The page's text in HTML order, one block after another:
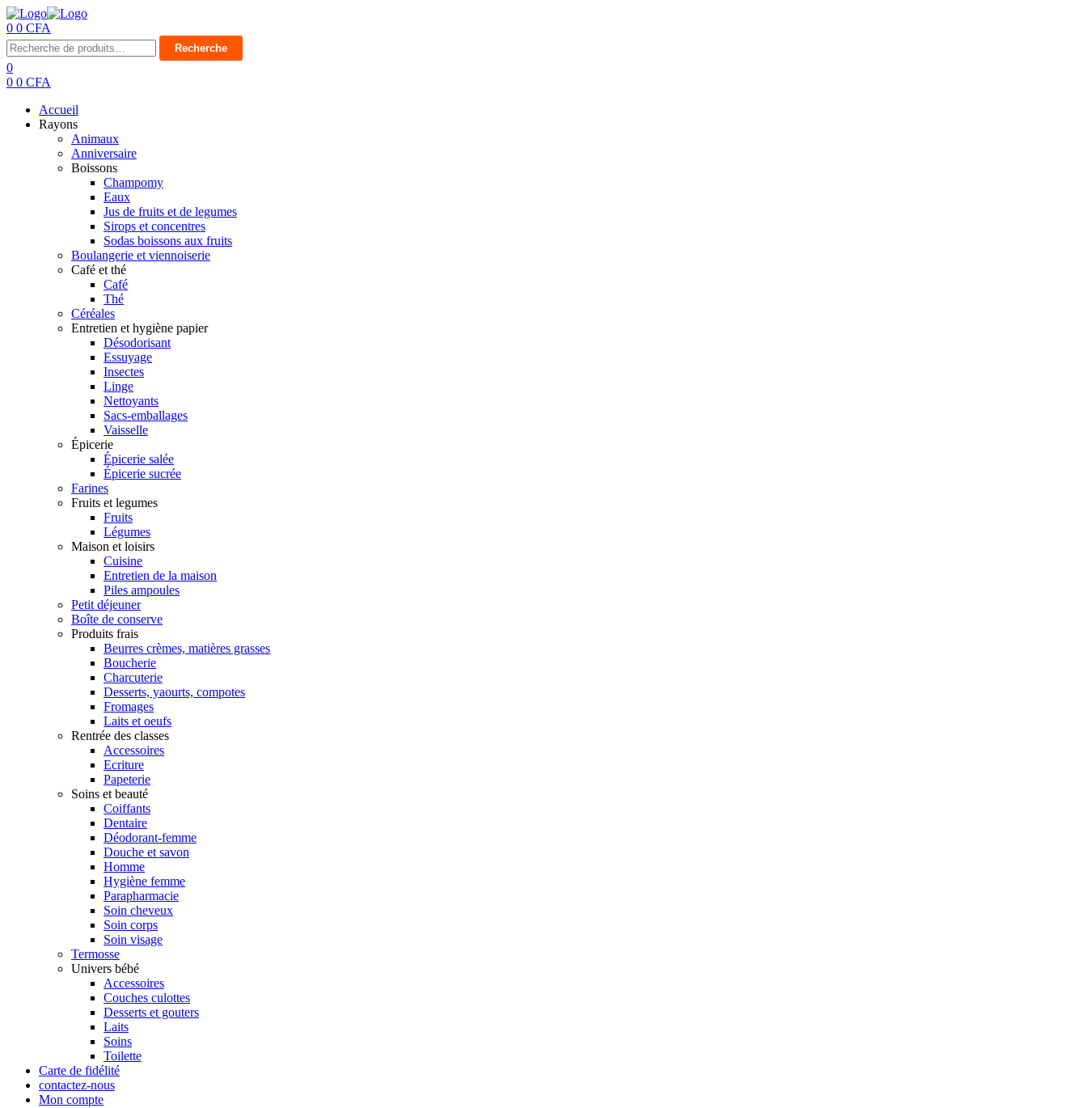
0 0 CFA
Menu
Recherche
pour :
Recherche
0
0 0 CFA
Accueil
Rayons
Animaux
Anniversaire
Boissons
Champomy
Eaux
Jus de fruits et de legumes
Sirops et concentres
Sodas boissons aux fruits
Boulangerie et viennoiserie
Café et thé
Café
Thé
Céréales
Entretien et hygiène papier
Désodorisant
Essuyage
Insectes
Linge
Nettoyants
Sacs-emballages
Vaisselle
Épicerie
Épicerie salée
Épicerie sucrée
Farines
Fruits et legumes
Fruits
Légumes
Maison et loisirs
Cuisine
Entretien de la maison
Piles ampoules
Petit déjeuner
Boîte de conserve
Produits frais
Beurres crèmes, matières grasses
Boucherie
Charcuterie
Desserts, yaourts, compotes
Fromages
Laits et oeufs
Rentrée des classes
Accessoires
Ecriture
Papeterie
Soins et beauté
Coiffants
Dentaire
Déodorant-femme
Douche et savon
Homme
Hygiène femme
Parapharmacie
Soin cheveux
Soin corps
Soin visage
Termosse
Univers bébé
Accessoires
Couches culottes
Desserts et gouters
Laits
Soins
Toilette
Carte de fidélité
contactez-nous
Mon compte